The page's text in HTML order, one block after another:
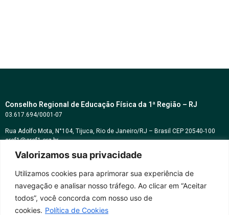
Valorizamos sua privacidade
Utilizamos cookies para aprimorar sua experiência de
navegação e analisar nosso tráfego. Ao clicar em “Aceitar
todos”, você concorda com nosso uso de
cookies. Política de Cookies
Conselho Regional de Educação Física da 1ª Região – RJ
03.617.694/0001-07
Rua Adolfo Mota, N°104, Tijuca, Rio de Janeiro/RJ – Brasil CEP 20540-100
cref1@cref1.org.br
Assessoria de comunicação:
Horários de atendimento: